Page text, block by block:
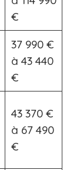
€
37 990 €
à 43 440
€
43 370 €
à 67 490
€